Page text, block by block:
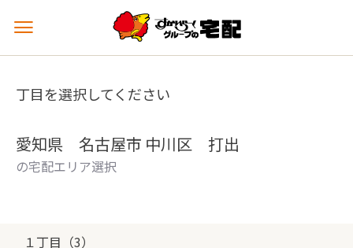
メ
ュ
を
丁目を選択してください
愛知県 名古屋市 中川区 打出
の宅配エリア選択
１丁目（3）